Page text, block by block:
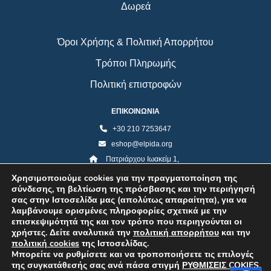
Δωρεά
Όροι Χρήσης & Πολιτική Απορρήτου
Τρόποι Πληρωμής
Πολιτική επιστροφών
ΕΠΙΚΟΙΝΩΝΙΑ
+30 210 7253647
eshop@elpida.org
Πατριάρχου Ιωακείμ 1,
©2026 ELPIDA Association. All rights reserved. Powered by super POP
Χρησιμοποιούμε cookies για την πραγματοποίηση της
σύνδεσης, τη βελτίωση της πρόσβασης και την περιήγησή
σας στην Ιστοσελίδα μας (απολύτως απαραίτητα), για να
λαμβάνουμε ορισμένες πληροφορίες σχετικά με την
επισκεψιμότητά της και τον τρόπο που περιηγούνται οι
χρήστες. Δείτε αναλυτικά την πολιτική απορρήτου και την
πολιτική cookies της Ιστοσελίδας.
Mπορείτε να ρυθμίσετε και να τροποποιήσετε τις επιλογές
της συγκατάθεσής σας ανά πάσα στιγμή ΡΥΘΜΙΣΕΙΣ COKIES.